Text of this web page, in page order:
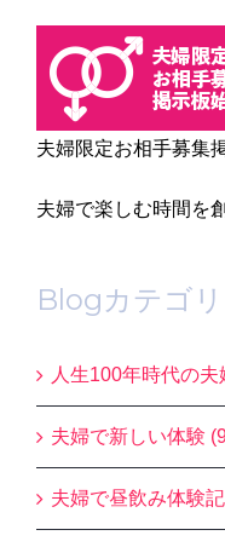
夫婦限定お相手募集
夫婦で楽しむ時間を
Blogカテゴ
人生100年時代の
夫婦で新しい体験
夫婦で昼飲み体験